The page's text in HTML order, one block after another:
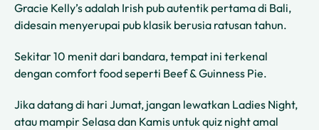
Gracie Kelly’s adalah Irish pub autentik pertama di Bali,
didesain menyerupai pub klasik berusia ratusan tahun.
Sekitar 10 menit dari bandara, tempat ini terkenal
dengan comfort food seperti Beef & Guinness Pie.
Jika datang di hari Jumat, jangan lewatkan Ladies Night,
atau mampir Selasa dan Kamis untuk quiz night amal